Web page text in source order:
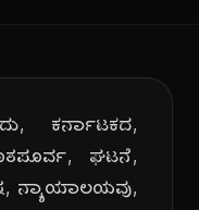
ಕರ್ನಾಟಕದ,
ಘಟನೆ,
ನ್ಯಾಯಾಲಯವು,